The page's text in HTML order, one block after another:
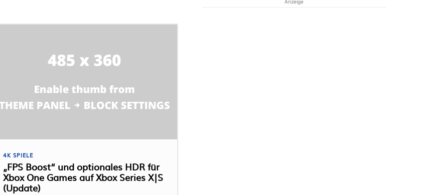
4K SPIELE
„FPS Boost“ und optionales HDR für
Xbox One Games auf Xbox Series X|S
(Update)
Anzeige